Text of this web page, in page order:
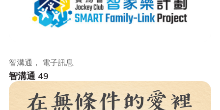
智溝通 49
智溝通， 電子訊息